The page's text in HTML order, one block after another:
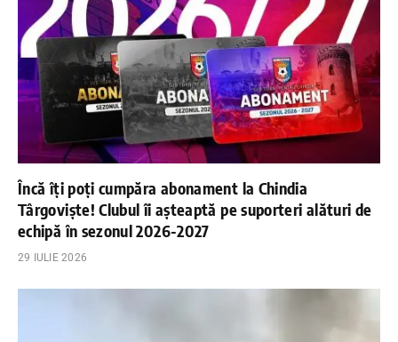
Încă îți poți cumpăra abonament la Chindia
Târgoviște! Clubul îi așteaptă pe suporteri alături de
echipă în sezonul 2026-2027
29 IULIE 2026